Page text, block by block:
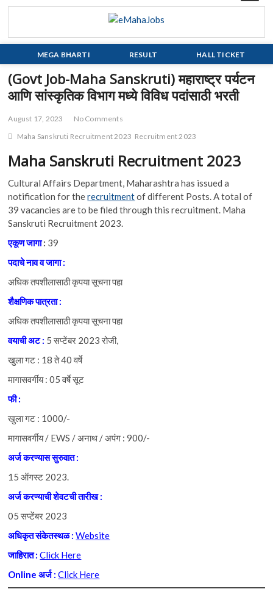
Skip
eMahaJobs
MEGA BHARTI RESULT HALL TICKET
(Govt Job-Maha Sanskruti) महाराष्ट्र पर्यटन
आणि सांस्कृतिक विभाग मध्ये विविध पदांसाठी भरती
August 17, 2023
No Comments
Maha Sanskruti Recruitment 2023 Recruitment 2023
Maha Sanskruti Recruitment 2023
Cultural Affairs Department, Maharashtra has issued a
notification for therecruitmentof different Posts. A total of
39 vacancies are to be filed through this recruitment. Maha
Sanskruti Recruitment 2023.
एकूणजागा: 39
पदाचेनाववजागा :
अधिक तपशीलासाठी कृपया सूचना पहा
शैक्षणिकपात्रता :
अधिक तपशीलासाठी कृपया सूचना पहा
वयाचीअट : 5 सप्टेंबर 2023 रोजी,
खुला गट : 18 ते 40 वर्षे
मागासवर्गीय : 05 वर्षे सूट
फी :
खुला गट : 1000/-
मागासवर्गीय / EWS / अनाथ / अपंग : 900/-
अर्जकरण्याससुरुवात :
15 ऑगस्ट 2023.
अर्जकरण्याचीशेवटचीतारीख :
05 सप्टेंबर 2023
अधिकृतसंकेतस्थळ :Website
जाहिरात :Click Here
Online अर्ज :Click Here